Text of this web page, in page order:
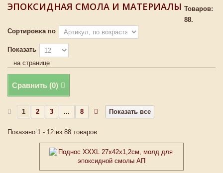
ЭПОКСИДНАЯ СМОЛА И МАТЕРИАЛЫ Товаров:
88.
Сортировка по
Показать
на странице
Сравнить (0)
Показать все
1 2 3 ... 8
Показано 1 - 12 из 88 товаров